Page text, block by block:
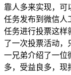
靠人多来实现，可
任务发布到微信人
任务进行投票这样
了一次投票活动，
一兄弟介绍了一位
多，受益良多，现